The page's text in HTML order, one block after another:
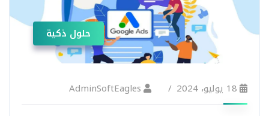
حلول ذكية
18 يوليو، 2024 AdminSoftEagles